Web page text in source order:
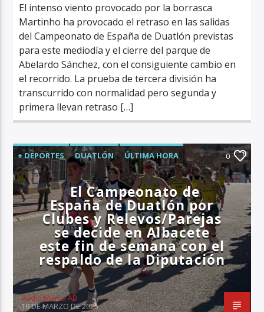
El intenso viento provocado por la borrasca
Martinho ha provocado el retraso en las salidas
del Campeonato de España de Duatlón previstas
para este mediodía y el cierre del parque de
Abelardo Sánchez, con el consiguiente cambio en
el recorrido. La prueba de tercera división ha
transcurrido con normalidad pero segunda y
primera llevan retraso […]
+ DEPORTES DUATLÓN ÚLTIMA HORA 0
El Campeonato de
España de Duatlón por
Clubes y Relevos/Parejas
se decide en Albacete
este fin de semana con el
respaldo de la Diputación
Radio Marca AB
19 DE MARZO DE 2025